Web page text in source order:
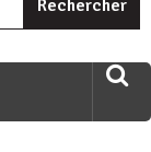
iki kugira ngo